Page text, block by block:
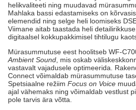
helikvaliteeti ning muudavad
Mahlaka bassi edastamiseks on
elemendid ning selge heli loomiseks
Viimane aitab taastada heli
digitaalsel kokkupakkimisel tihtilugu
Mürasummutuse eest hoolitseb WF-
Ambient Sound , mis oskab
vastavalt vajadusele optimeerida.
Connect võimaldab mürasummutuse
Spetsiaalne režiim Focus on Voice
ajal vähemaks ning võimaldab vestlust
pole tarvis ära võtta.